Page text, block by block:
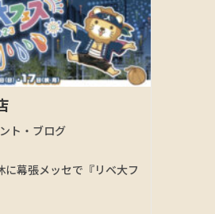
ト・ブログ
幕張メッセで『リベ大フ